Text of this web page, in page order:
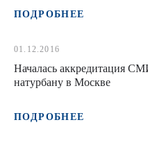
ПОДРОБНЕЕ
01.12.2016
Началась аккредитация
натурбану в Москве
ПОДРОБНЕЕ